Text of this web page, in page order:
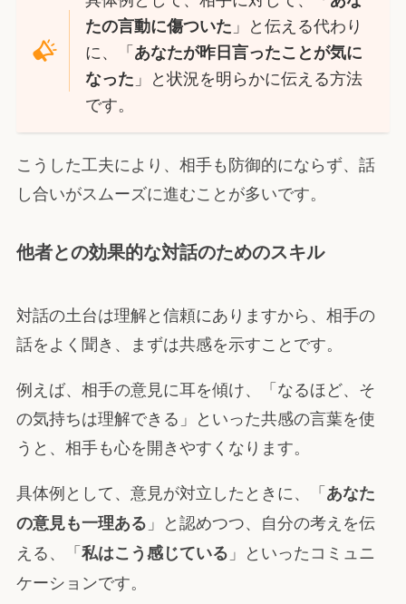
たの言動に傷ついた 」と伝える代わり
に、「あなたが昨日言ったことが気に
なった 」と状況を明らかに伝える方法
です。
こうした工夫により、相手も防御的にならず、話
し合いがスムーズに進むことが多いです。
他者との効果的な対話のためのスキル
対話の土台は理解と信頼にありますから、相手の
話をよく聞き、まずは共感を示すことです。
例えば、相手の意見に耳を傾け、「なるほど、そ
の気持ちは理解できる」といった共感の言葉を使
うと、相手も心を開きやすくなります。
具体例として、意見が対立したときに、「あなた
の意見も一理ある 」と認めつつ、自分の考えを伝
える、「私はこう感じている 」といったコミュニ
ケーションです。